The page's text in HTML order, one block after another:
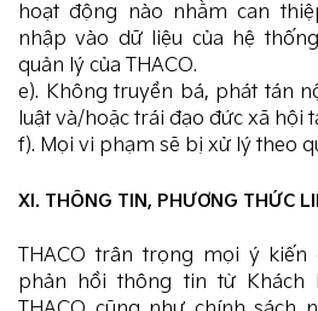
hoạt động nào nhằm can
nhập vào dữ liệu của hệ
quản lý của THACO.
e). Không truyền bá, phát tán
luật và/hoặc trái đạo đức xã hội
f). Mọi vi phạm sẽ bị xử lý theo
XI. THÔNG TIN, PHƯƠNG THỨC
THACO trân trọng mọi ý
phản hồi thông tin từ Khách